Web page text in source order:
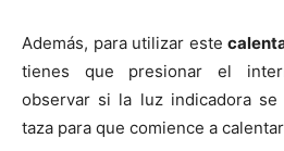
Además, para utilizar este
tienes que presionar el
observar si la luz indicadora
taza para que comience a